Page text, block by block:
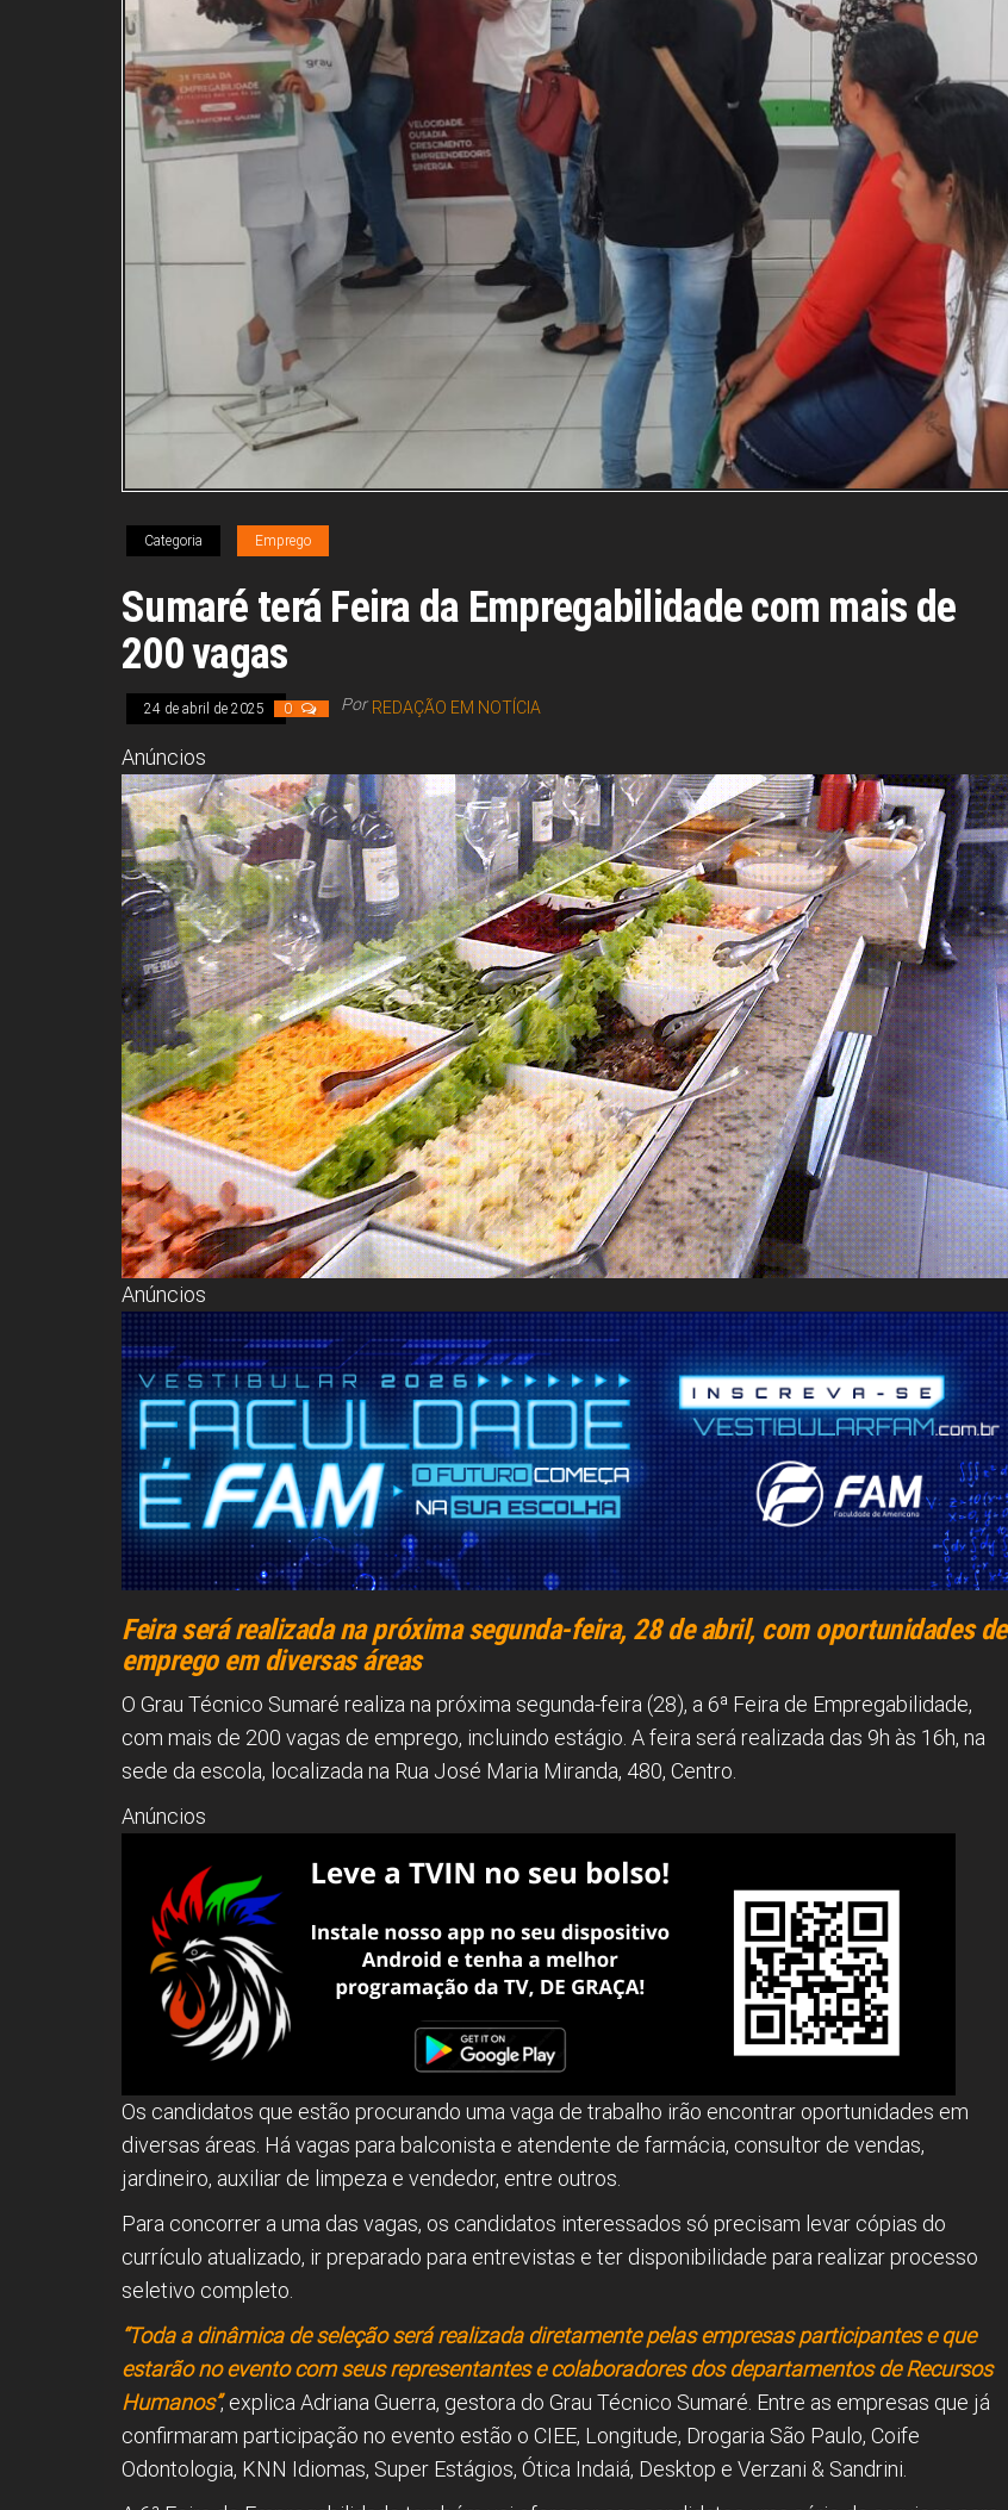
Congresso, Câmara
dos Deputados,
Assembleia
Legislativa,
Senado, São Paulo,
Rio de Janeiro,
Brasília, Nordeste,
Norte, Centro-
Oeste, Sul, Sudeste,
Gastronomia,
Vinhos, Bebidas,
Cervejas, Comida,
Receitas, Chef, RH,
Emprego,
Empreendedorismo,
Negócios,
Oportunidades,
Categoria Emprego
Sumaré terá Feira da Empregabilidade com mais de
200 vagas
24 de abril de 2025 0 Por REDAÇÃO EM NOTÍCIA
Anúncios
Anúncios
Feira será realizada na próxima segunda-feira, 28 de abril, com oportunidades de
emprego em diversas áreas
O Grau Técnico Sumaré realiza na próxima segunda-feira (28), a 6ª Feira de Empregabilidade,
com mais de 200 vagas de emprego, incluindo estágio. A feira será realizada das 9h às 16h, na
sede da escola, localizada na Rua José Maria Miranda, 480, Centro.
Anúncios
Os candidatos que estão procurando uma vaga de trabalho irão encontrar oportunidades em
diversas áreas. Há vagas para balconista e atendente de farmácia, consultor de vendas,
jardineiro, auxiliar de limpeza e vendedor, entre outros.
Para concorrer a uma das vagas, os candidatos interessados só precisam levar cópias do
currículo atualizado, ir preparado para entrevistas e ter disponibilidade para realizar processo
seletivo completo.
“Toda a dinâmica de seleção será realizada diretamente pelas empresas participantes e que
estarão no evento com seus representantes e colaboradores dos departamentos de Recursos
Humanos”, explica Adriana Guerra, gestora do Grau Técnico Sumaré. Entre as empresas que já
confirmaram participação no evento estão o CIEE, Longitude, Drogaria São Paulo, Coife
Odontologia, KNN Idiomas, Super Estágios, Ótica Indaiá, Desktop e Verzani & Sandrini.